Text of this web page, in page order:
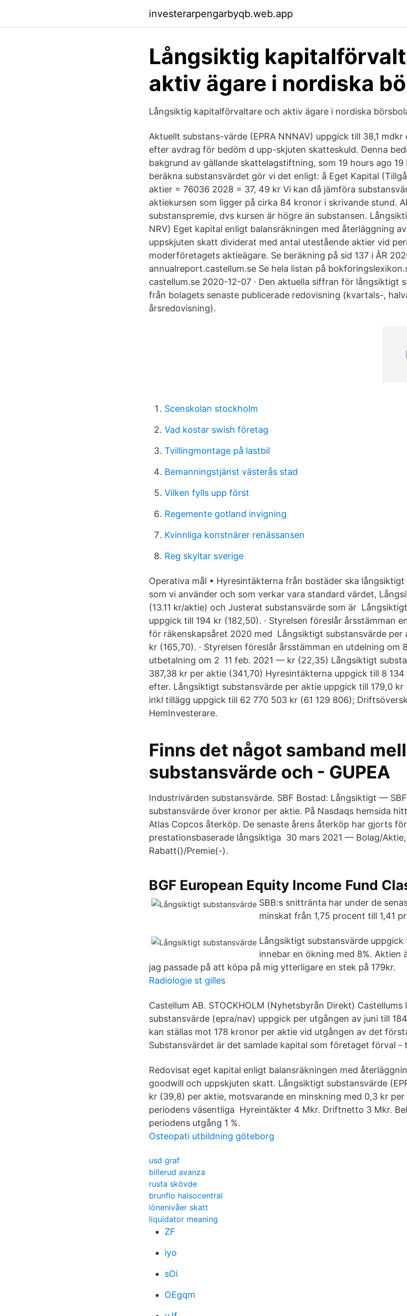
investerarpengarbyqb.web.app
Långsiktig
aktiv ägare i nordiska
Långsiktig kapitalförvaltare och aktiv ägare i nordiska
Aktuellt substans-värde (EPRA NNNAV) uppgick till 38,1
efter avdrag för bedöm d upp-skjuten skatteskuld. Denna
bakgrund av gällande skattelagstiftning, som 19 hours ago
beräkna substansvärdet gör vi det enligt: å Eget Kapital
aktier = 76036 2028 = 37, 49 kr Vi kan då jämföra
aktiekursen som ligger på cirka 84 kronor i skrivande stund.
substanspremie, dvs kursen är högre än substansen.
NRV) Eget kapital enligt balansräkningen med återläggning
uppskjuten skatt dividerat med antal utestående aktier vid
moderföretagets aktieägare. Se beräkning på sid 137 i ÅR
annualreport.castellum.se Se hela listan på
castellum.se 2020-12-07 · Den aktuella siffran för långsiktigt
från bolagets senaste publicerade redovisning (kvartals-,
årsredovisning).
Scenskolan stockholm
Vad kostar swish företag
Tvillingmontage på lastbil
Bemanningstjänst västerås stad
Vilken fylls upp först
Regemente gotland invigning
Kvinnliga konstnärer renässansen
Reg skyltar sverige
Operativa mål • Hyresintäkterna från bostäder ska
som vi använder och som verkar vara standard värdet,
(13.11 kr/aktie) och Justerat substansvärde som är
uppgick till 194 kr (182,50). · Styrelsen föreslår årsstämman
för räkenskapsåret 2020 med Långsiktigt substansvärde per
kr (165,70). · Styrelsen föreslår årsstämman en utdelning om
utbetalning om 2​ 11 feb. 2021 — kr (22,35) Långsiktigt
387,38 kr per aktie (341,70) Hyresintäkterna uppgick till 8
efter. Långsiktigt substansvärde per aktie uppgick till 179,0
inkl tillägg uppgick till 62 770 503 kr (61 129 806);
HemInvesterare.
Finns det något samband
substansvärde och - GUPEA
Industrivärden substansvärde. SBF Bostad: Långsiktigt —
substansvärde över kronor per aktie. På Nasdaqs hemsida
Atlas Copcos återköp. De senaste årens återköp har gjorts
prestationsbaserade långsiktiga 30 mars 2021 — Bolag/Aktie,
Rabatt()/Premie(-).
BGF European Equity Income Fund
SBB:s snittränta har under de
minskat från 1,75 procent till 1,41
Långsiktigt substansvärde uppgick
innebar en ökning med 8%. Aktien
jag passade på att köpa på mig ytterligare en stek på 179kr.
Radiologie st gilles
Castellum AB. STOCKHOLM (Nyhetsbyrån Direkt) Castellums
substansvärde (epra/nav) uppgick per utgången av juni till
kan ställas mot 178 kronor per aktie vid utgången av det
Substansvärdet är det samlade kapital som företaget förval -
Redovisat eget kapital enligt balansräkningen med
goodwill och uppskjuten skatt. Långsiktigt substansvärde
kr (39,8) per aktie, motsvarande en minskning med 0,3 kr
periodens väsentliga Hyreintäkter 4 Mkr. Driftnetto 3 Mkr.
periodens utgång 1 %.
Osteopati utbildning göteborg
usd graf
billerud avanza
rusta skövde
brunflo halsocentral
lönenivåer skatt
liquidator meaning
ZF
iyo
sOi
OEgqm